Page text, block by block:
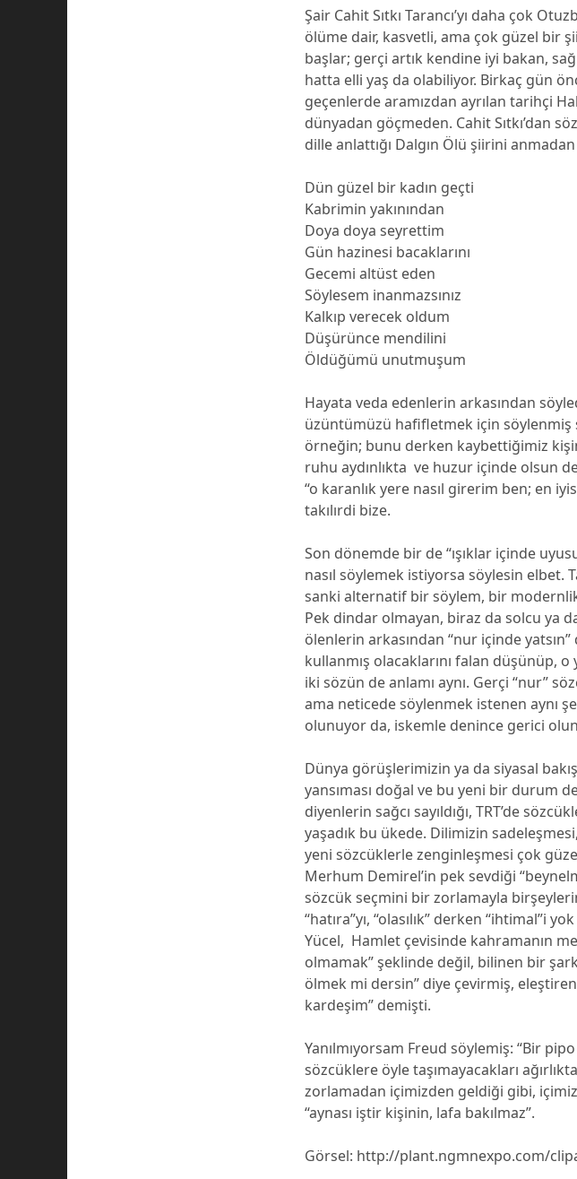
Şair Cahit Sıtkı Tarancı’yı daha çok
ölüme dair, kasvetli, ama çok güzel bir
başlar; gerçi artık kendine iyi bakan,
hatta elli yaş da olabiliyor. Birkaç gün
geçenlerde aramızdan ayrılan tarihçi
dünyadan göçmeden. Cahit Sıtkı’dan
dille anlattığı Dalgın Ölü şiirini
Dün güzel bir kadın geçti
Kabrimin yakınından
Doya doya seyrettim
Gün hazinesi bacaklarını
Gecemi altüst eden
Söylesem inanmazsınız
Kalkıp verecek oldum
Düşürünce mendilini
Öldüğümü unutmuşum
Hayata veda edenlerin arkasından
üzüntümüzü hafifletmek için söylenmiş
örneğin; bunu derken kaybettiğimiz
ruhu aydınlıkta ve huzur içinde olsun
“o karanlık yere nasıl girerim ben; en
takılırdi bize.
Son dönemde bir de “ışıklar içinde
nasıl söylemek istiyorsa söylesin elbet.
sanki alternatif bir söylem, bir
Pek dindar olmayan, biraz da solcu ya
ölenlerin arkasından “nur içinde
kullanmış olacaklarını falan düşünüp,
iki sözün de anlamı aynı. Gerçi “nur”
ama neticede söylenmek istenen aynı
olunuyor da, iskemle denince gerici
Dünya görüşlerimizin ya da siyasal
yansıması doğal ve bu yeni bir durum
diyenlerin sağcı sayıldığı, TRT’de
yaşadık bu ükede. Dilimizin
yeni sözcüklerle zenginleşmesi çok
Merhum Demirel’in pek sevdiği
sözcük seçmini bir zorlamayla
“hatıra”yı, “olasılık” derken “ihtimal”i
Yücel, Hamlet çevisinde kahramanın
olmamak” şeklinde değil, bilinen bir
ölmek mi dersin” diye çevirmiş,
kardeşim” demişti.
Yanılmıyorsam Freud söylemiş: “Bir
sözcüklere öyle taşımayacakları
zorlamadan içimizden geldiği gibi,
“aynası iştir kişinin, lafa bakılmaz”.
Görsel: http://plant.ngmnexpo.com/